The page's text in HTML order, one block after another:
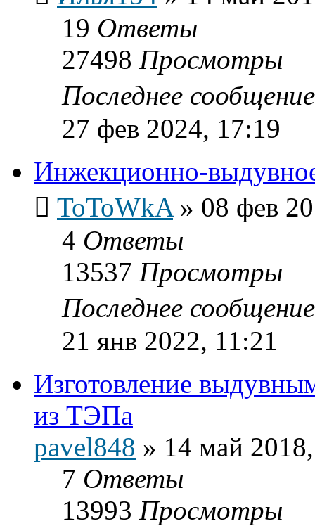
19 Ответы
27498 Просмотры
Последнее
27 фев 2024, 17:19
Инжекционно-
ToToWkA» 08 фев
4 Ответы
13537 Просмотры
Последнее
21 янв 2022, 11:21
Изготовление
из ТЭПа
pavel848 » 14 май
7 Ответы
13993 Просмотры